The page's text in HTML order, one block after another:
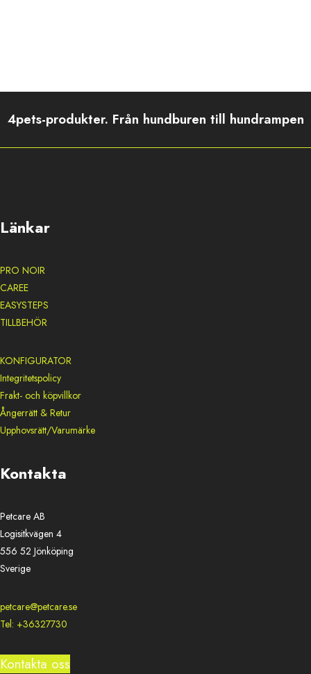
4pets-produkter. Från hundburen till hundrampen
Länkar
PRO NOIR
CAREE
EASYSTEPS
TILLBEHÖR
KONFIGURATOR
Integritetspolicy
Frakt- och köpvillkor
Ångerrätt & Retur
Upphovsrätt/Varumärke
Kontakta
Petcare AB
Logisitkvägen 4
556 52 Jönköping
Sverige
petcare@petcare.se
Tel: +36327730
Kontakta oss